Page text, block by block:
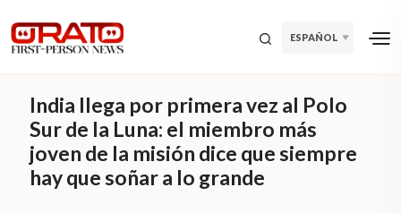
ESPAÑOL
India llega por primera vez al Polo
Sur de la Luna: el miembro más
joven de la misión dice que siempre
hay que soñar a lo grande